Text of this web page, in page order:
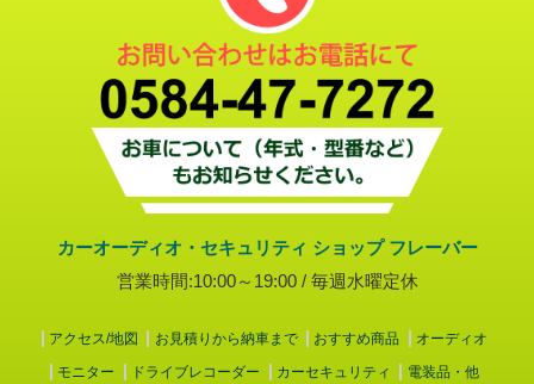
カーオーディオ・セキュリティ ショップ フレーバー
営業時間:10:00～19:00 / 毎週水曜定休
アクセス/地図 お見積りから納車まで おすすめ商品
オーディオ
モニター
ドライブレコーダー カーセキュリティ 電装品・他